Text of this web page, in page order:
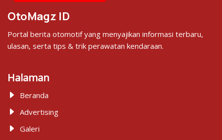
OtoMagz ID
Portal berita otomotif yang menyajikan informasi terbaru,
ulasan, serta tips & trik perawatan kendaraan.
Halaman
Beranda
Advertising
Galeri